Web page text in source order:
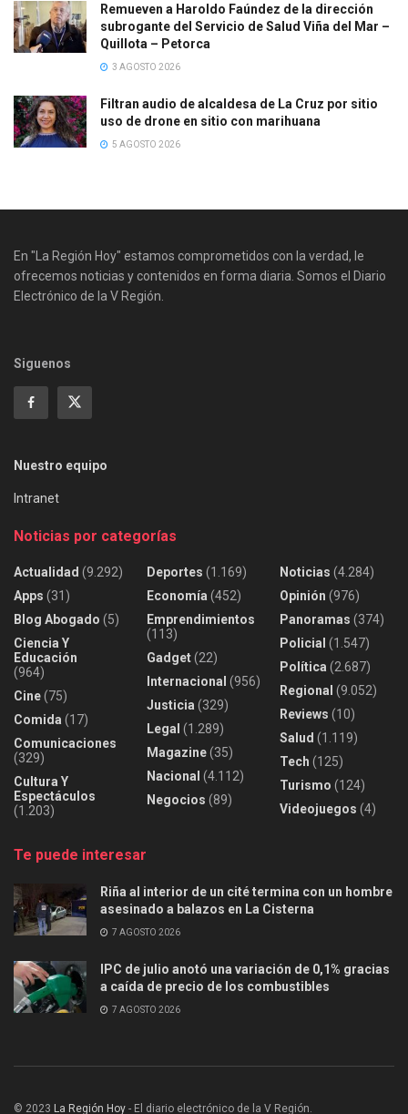
Remueven a Haroldo Faúndez de la dirección
subrogante del Servicio de Salud Viña del Mar –
Quillota – Petorca
3 AGOSTO 2026
Filtran audio de alcaldesa de La Cruz por sitio
uso de drone en sitio con marihuana
5 AGOSTO 2026
En "La Región Hoy" estamos comprometidos con la verdad, le
ofrecemos noticias y contenidos en forma diaria. Somos el Diario
Electrónico de la V Región.
Siguenos
Nuestro equipo
Intranet
Noticias por categorías
Actualidad (9.292)
Apps (31)
Blog Abogado (5)
Ciencia Y
Educación
(964)
Cine(75)
Comida (17)
Comunicaciones
(329)
Cultura Y
Espectáculos
(1.203)
Deportes (1.169)
Economía (452)
Emprendimientos
(113)
Gadget(22)
Internacional (956)
Justicia (329)
Legal (1.289)
Magazine(35)
Nacional (4.112)
Negocios (89)
Noticias (4.284)
Opinión (976)
Panoramas (374)
Policial (1.547)
Política (2.687)
Regional (9.052)
Reviews (10)
Salud (1.119)
Tech (125)
Turismo (124)
Videojuegos (4)
Te puede interesar
Riña al interior de un cité termina con un hombre
asesinado a balazos en La Cisterna
7 AGOSTO 2026
IPC de julio anotó una variación de 0,1% gracias
a caída de precio de los combustibles
7 AGOSTO 2026
© 2023 La Región Hoy - El diario electrónico de la V Región.